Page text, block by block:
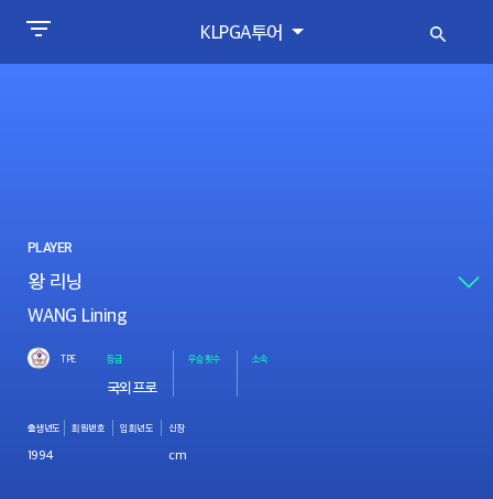
KLPGA투어
PLAYER
WANG Lining
TPE 등급
국외프로
우승횟수 소속
출생년도
1994
회원번호 입회년도 신장
cm